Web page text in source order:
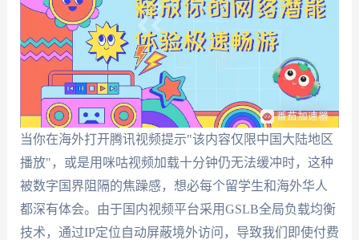
当你在海外打开腾讯视频提示"该内容仅限中国大陆地区
播放"，或是用咪咕视频加载十分钟仍无法缓冲时，这种
被数字国界阻隔的焦躁感，想必每个留学生和海外华人
都深有体会。由于国内视频平台采用GSLB全局负载均衡
技术，通过IP定位自动屏蔽境外访问，导致我们即使付费